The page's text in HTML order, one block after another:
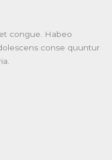
congue. Habeo
conse quuntur